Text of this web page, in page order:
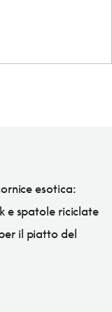
esotica:
e spatole riciclate
il piatto del